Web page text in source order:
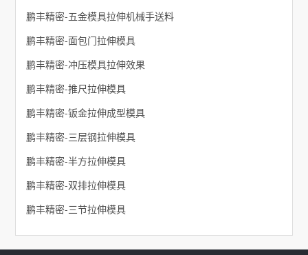
鹏丰精密-五金模具拉伸机械手送料
鹏丰精密-面包门拉伸模具
鹏丰精密-冲压模具拉伸效果
鹏丰精密-推尺拉伸模具
鹏丰精密-钣金拉伸成型模具
鹏丰精密-三层钢拉伸模具
鹏丰精密-半方拉伸模具
鹏丰精密-双排拉伸模具
鹏丰精密-三节拉伸模具